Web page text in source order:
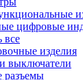
цифровые
все
изделия
выключатели
разъемы